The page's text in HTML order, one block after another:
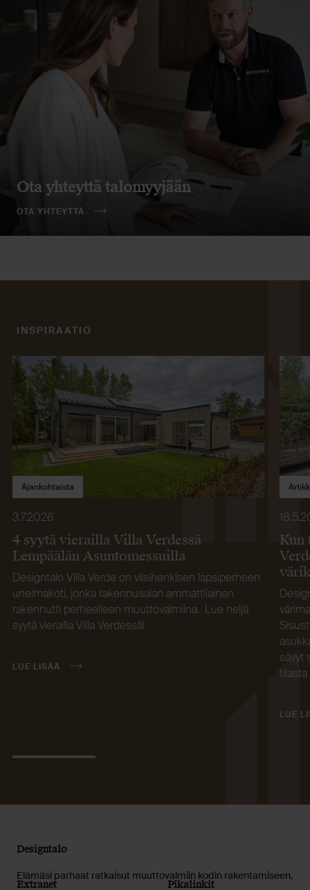
Ota yhteyttä talomyyjään
OTA YHTEYTTÄ
INSPIRAATIO
Ajankohtaista
3.7.2026
4 syytä vierailla Villa Verdessä
Lempäälän Asuntomessuilla
Designtalo Villa Verde on viisihenkisen lapsiperheen
unelmakoti, jonka rakennusalan ammattilainen
rakennutti perheelleen muuttovalmiina. Lue neljä
syytä vierailla Villa Verdessä!
LUE LISÄÄ
Kun
sävyt
LUE
Designtalo
Elämäsi parhaat ratkaisut muuttovalmiin kodin rakentamiseen.
Extranet Pikalinkit